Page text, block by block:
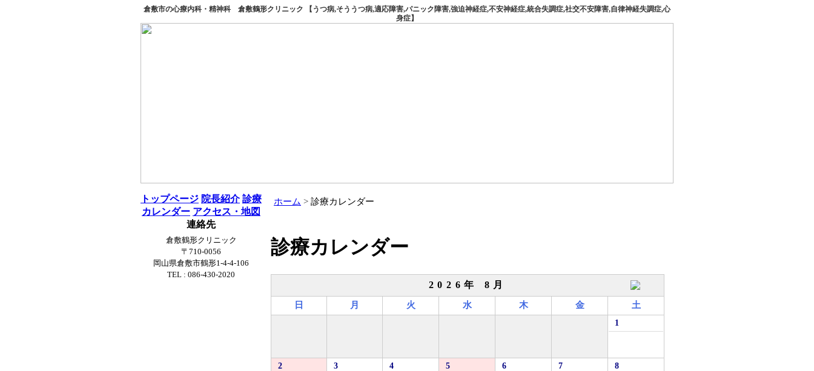
倉敷市の心療内科・精神科 倉敷鶴形クリニック 【うつ病,そううつ病,適応障害,パニック障害,強迫神経症,不安神経症,統合失調症,社交不安障害,自律神経失調症,心
身症】
トップページ 院長紹介 診療
カレンダー アクセス・地図
連絡先
倉敷鶴形クリニック
〒710-0056
岡山県倉敷市鶴形1-4-4-106
TEL : 086-430-2020
ホーム 診療カレンダー
診療カレンダー
2026年 8月
日 月 火 水 木 金 土
1
2
3 4
5
6 7 8